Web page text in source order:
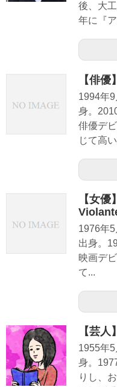
後、大
年に『
【俳優
1994年
身。
俳優デ
じて高
【女
1976年
出身。
映画デ
て...
【芸
1955年
身。
りし、